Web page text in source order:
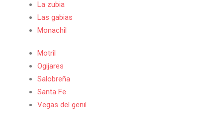
La zubia
Las gabias
Monachil
Motril
Ogijares
Salobreña
Santa Fe
Vegas del genil